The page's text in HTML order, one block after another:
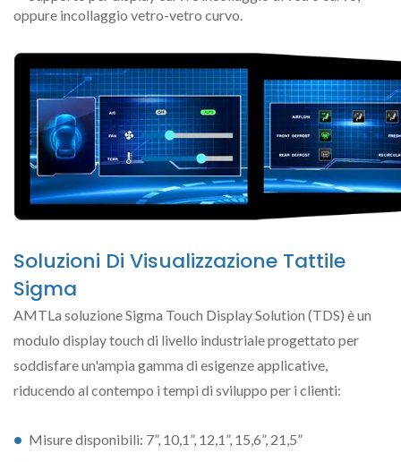
oppure incollaggio vetro-vetro curvo.
Soluzioni Di Visualizzazione Tattile
Sigma
AMTLa soluzione Sigma Touch Display Solution (TDS) è un
modulo display touch di livello industriale progettato per
soddisfare un'ampia gamma di esigenze applicative,
riducendo al contempo i tempi di sviluppo per i clienti:
Misure disponibili: 7”, 10,1”, 12,1”, 15,6”, 21,5”